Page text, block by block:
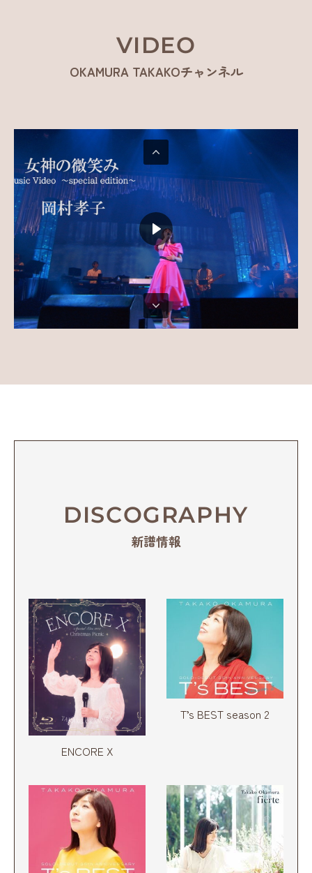
VIDEO
OKAMURA TAKAKOチャンネル
DISCOGRAPHY
新譜情報
ENCORE X
T’s BEST season 2